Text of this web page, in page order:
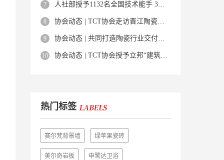
人社部授予1132名全国技术能手 3家TCT会员企业在列
协会动态 | TCT协会走访晋江陶瓷企业，共谋行业发展新篇章
协会动态 | 共同打造陶瓷行业交付中心，诚邀合作伙伴共创未来
协会动态 | TCT协会授予立邦“建筑铺贴行业职业技能培训基地”称号，共同推进行业发展
热门标签
赛尔梵背景墙 绿苹果瓷砖
美尔奇岩板 申鹭达卫浴